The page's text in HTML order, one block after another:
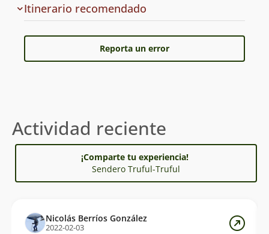
ruta
Cuál
es
Itinerario recomendado
Reporta un error
Actividad reciente
¡Comparte tu experiencia!
Sendero Truful-Truful
Nicolás Berríos González
2022-02-03